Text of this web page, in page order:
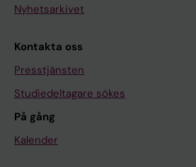
Nyhetsarkivet
Kontakta oss
Presstjänsten
Studiedeltagare sökes
På gång
Kalender